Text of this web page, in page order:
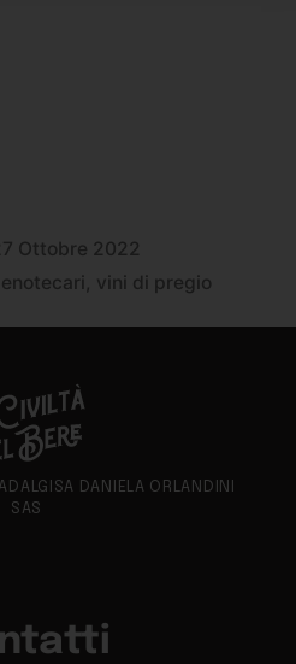
Ottobre 2022
enotecari , vini di pregio
DANIELA ORLANDINI
SAS